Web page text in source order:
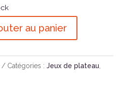
au panier
Catégories : Jeux de plateau,